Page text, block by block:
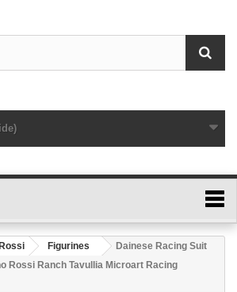
Figurines
Dainese Racing Suit
Rossi Ranch Tavullia Microart Racing